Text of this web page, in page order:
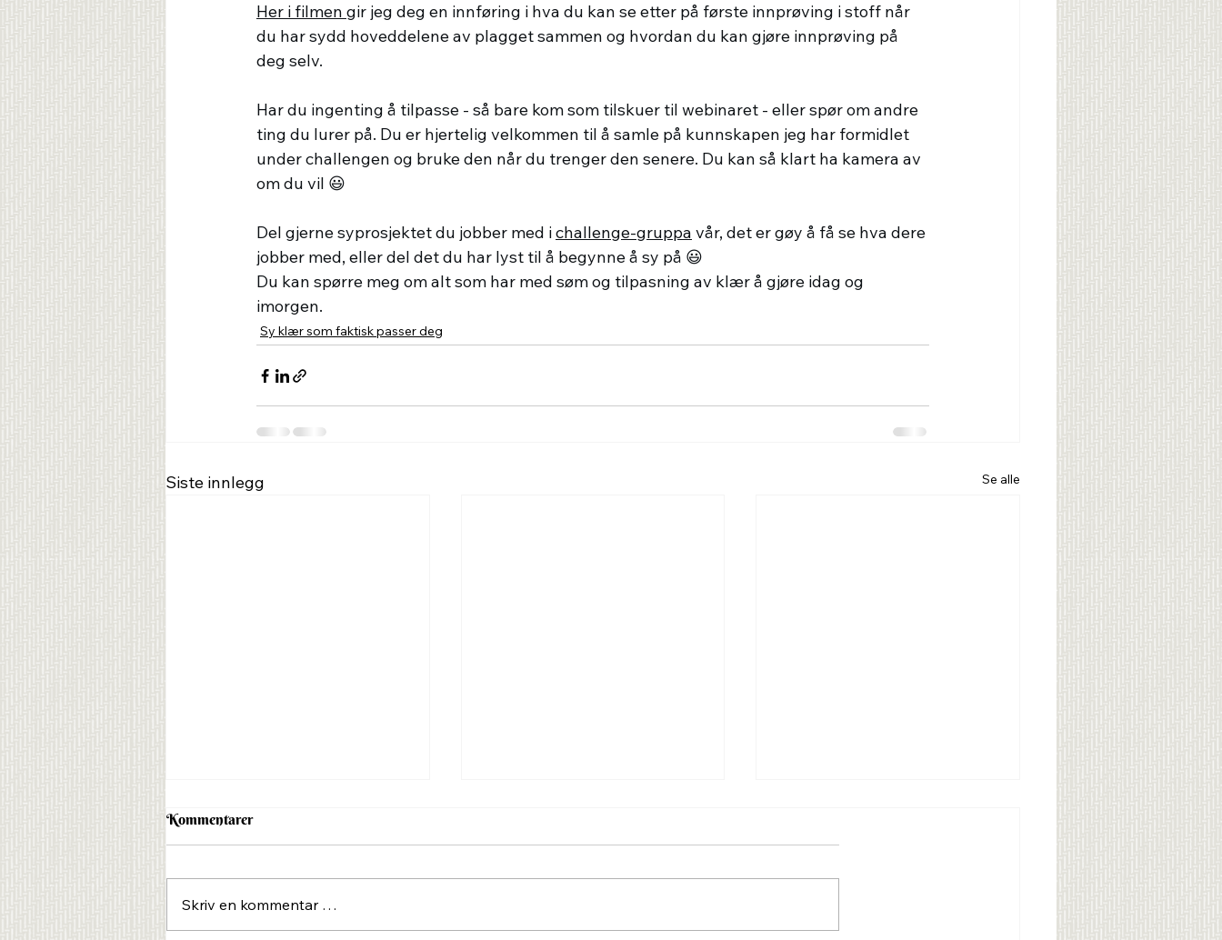
Her i filmen gir jeg deg en innføring i hva du kan se etter på første innprøving i stoff når
du har sydd hoveddelene av plagget sammen og hvordan du kan gjøre innprøving på
deg selv.
Har du ingenting å tilpasse - så bare kom som tilskuer til webinaret - eller spør om andre
ting du lurer på. Du er hjertelig velkommen til å samle på kunnskapen jeg har formidlet
under challengen og bruke den når du trenger den senere. Du kan så klart ha kamera av
om du vil 😃
Del gjerne syprosjektet du jobber med i challenge-gruppa vår, det er gøy å få se hva dere
jobber med, eller del det du har lyst til å begynne å sy på 😃
Du kan spørre meg om alt som har med søm og tilpasning av klær å gjøre idag og
imorgen.
Sy klær som faktisk passer deg
Siste innlegg Se alle
Kommentarer
Skriv en kommentar …